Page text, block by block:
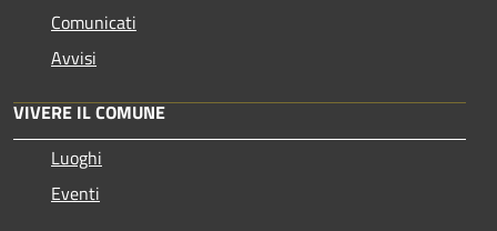
Comunicati
Avvisi
VIVERE IL COMUNE
Luoghi
Eventi